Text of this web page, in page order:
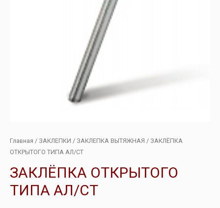
Главная / ЗАКЛЕПКИ / ЗАКЛЕПКА ВЫТЯЖНАЯ / ЗАКЛЁПКА
ОТКРЫТОГО ТИПА АЛ/СТ
ЗАКЛЁПКА ОТКРЫТОГО
ТИПА АЛ/СТ